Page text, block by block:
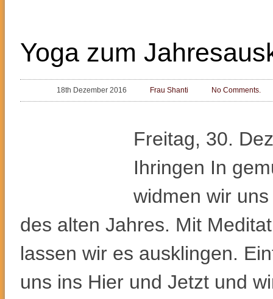
Yoga zum
18th Dezember 2016 Frau Shanti No Comments.
Freitag, 30.
Ihringen In
widmen wir
des alten Jahres. Mit
lassen wir es ausklingen.
uns ins Hier und Jetzt und